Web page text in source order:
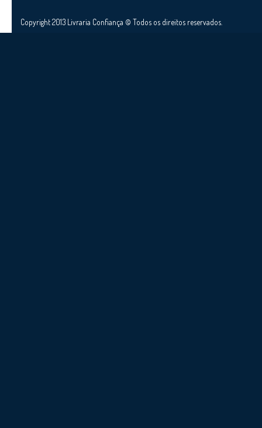
Copyright 2013 Livraria Confiança © Todos os direitos reservados.